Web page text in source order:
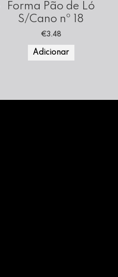
Forma Pão de Ló
S/Cano nº 18
€3.48
Adicionar